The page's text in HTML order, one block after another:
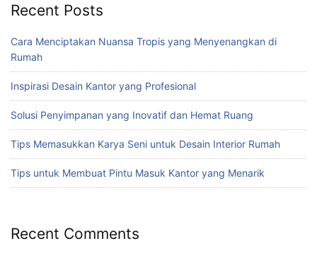
Recent Posts
Cara Menciptakan Nuansa Tropis yang Menyenangkan di
Rumah
Inspirasi Desain Kantor yang Profesional
Solusi Penyimpanan yang Inovatif dan Hemat Ruang
Tips Memasukkan Karya Seni untuk Desain Interior Rumah
Tips untuk Membuat Pintu Masuk Kantor yang Menarik
Recent Comments